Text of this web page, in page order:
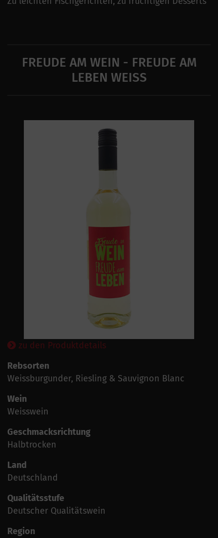
FREUDE AM WEIN - FREUDE AM
LEBEN WEISS
zu den Produktdetails
Rebsorten
Weissburgunder, Riesling & Sauvignon Blanc
Wein
Weisswein
Geschmacksrichtung
Halbtrocken
Land
Deutschland
Qualitätsstufe
Deutscher Qualitätswein
Region